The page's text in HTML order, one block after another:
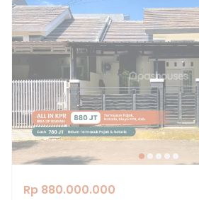
Rp 880.000.000